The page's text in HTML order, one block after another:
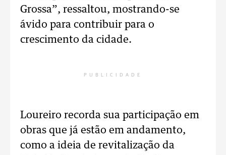
Grossa”, ressaltou, mostrando-se
ávido para contribuir para o
crescimento da cidade.
PUBLICIDADE
Loureiro recorda sua participação em
obras que já estão em andamento,
como a ideia de revitalização da